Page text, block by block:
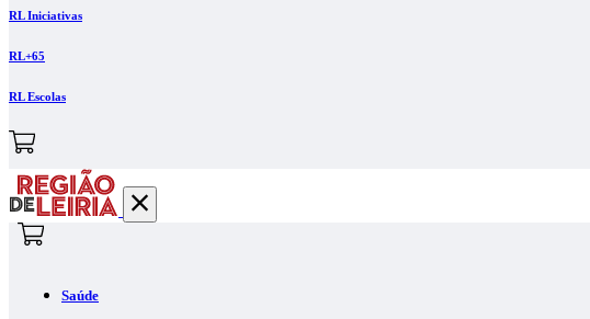
RL Iniciativas
RL+65
RL Escolas
Saúde